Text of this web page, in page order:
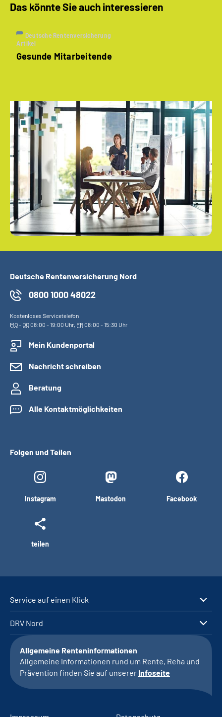
Das könnte Sie auch interessieren
Deutsche Rentenversicherung
Artikel
Gesunde ­Mitarbeitende
Deutsche Rentenversicherung Nord
0800 1000 48022
Kostenloses Servicetelefon
MO- DO08:00 - 19:00 Uhr, FR08:00 - 15:30 Uhr
Mein Kundenportal
Nachricht schreiben
Beratung
Alle Kontaktmöglichkeiten
Folgen und Teilen
Instagram Mastodon Facebook
teilen
Service auf einen Klick
DRV Nord
Allgemeine Renteninformationen
Allgemeine Informationen rund um Rente, Reha und
Prävention finden Sie auf unserer Infoseite